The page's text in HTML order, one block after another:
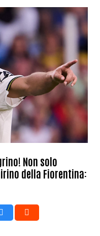
Non solo
della Fiorentina: